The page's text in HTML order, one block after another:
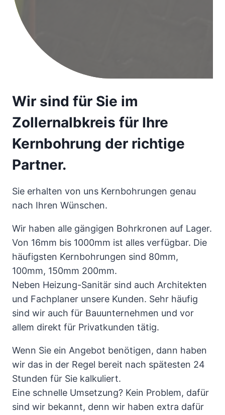
Wir sind für Sie im
Zollernalbkreis für Ihre
Kernbohrung der richtige
Partner.
Sie erhalten von uns Kernbohrungen genau
nach Ihren Wünschen.
Wir haben alle gängigen Bohrkronen auf Lager.
Von 16mm bis 1000mm ist alles verfügbar. Die
häufigsten Kernbohrungen sind 80mm,
100mm, 150mm 200mm.
Neben Heizung-Sanitär sind auch Architekten
und Fachplaner unsere Kunden. Sehr häufig
sind wir auch für Bauunternehmen und vor
allem direkt für Privatkunden tätig.
Wenn Sie ein Angebot benötigen, dann haben
wir das in der Regel bereit nach spätesten 24
Stunden für Sie kalkuliert.
Eine schnelle Umsetzung? Kein Problem, dafür
sind wir bekannt, denn wir haben extra dafür